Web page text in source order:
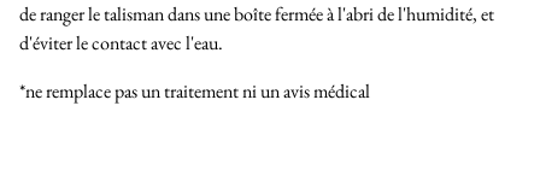
de ranger le talisman dans une boîte fermée à l'abri de l'humidité, et
d'éviter le contact avec l'eau.
*ne remplace pas un traitement ni un avis médical